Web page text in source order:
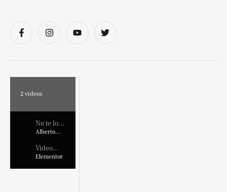
2 videos
No te lo
pierdas !
Alberto
Video
Placehold
Elementor